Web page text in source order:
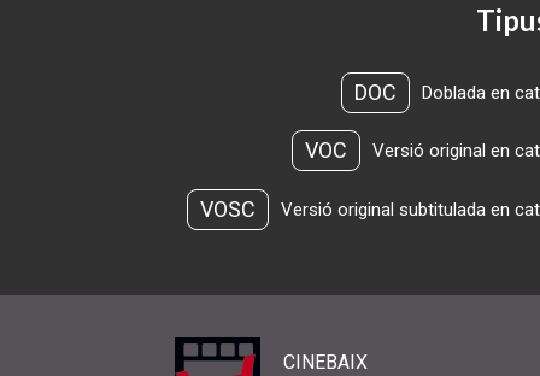
DOC Doblada en
VOC Versió original en
VOSC Versió original subtitulada en
CINEBAIX